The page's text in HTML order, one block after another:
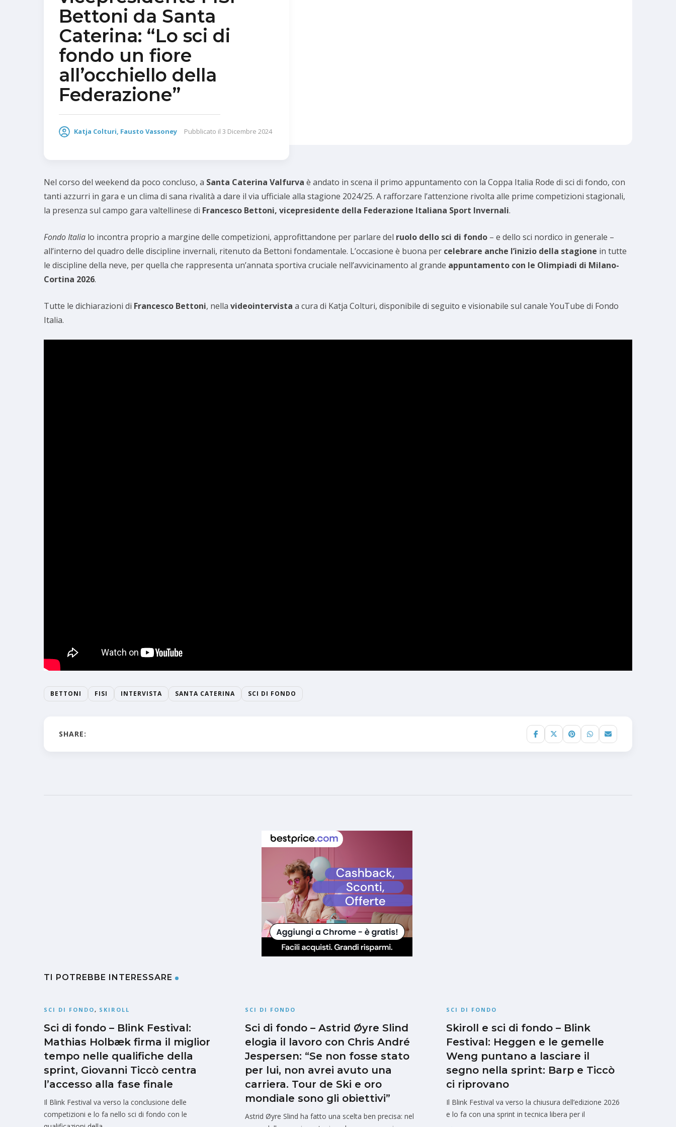
Bettoni da Santa
Caterina: “Lo sci di
fondo un fiore
all’occhiello della
Federazione”
Katja Colturi, Fausto Vassoney Pubblicato il 3 Dicembre 2024
Nel corso del weekend da poco concluso, a Santa Caterina Valfurva è andato in scena il primo appuntamento con la Coppa Italia Rode di sci di fondo, con
tanti azzurri in gara e un clima di sana rivalità a dare il via ufficiale alla stagione 2024/25. A rafforzare l’attenzione rivolta alle prime competizioni stagionali,
la presenza sul campo gara valtellinese di Francesco Bettoni, vicepresidente della Federazione Italiana Sport Invernali.
Fondo Italia lo incontra proprio a margine delle competizioni, approfittandone per parlare del ruolo dello sci di fondo – e dello sci nordico in generale –
all’interno del quadro delle discipline invernali, ritenuto da Bettoni fondamentale. L’occasione è buona per celebrare anche l’inizio della stagione in tutte
le discipline della neve, per quella che rappresenta un’annata sportiva cruciale nell’avvicinamento al grande appuntamento con le Olimpiadi di Milano-
Cortina 2026.
Tutte le dichiarazioni di Francesco Bettoni, nella videointervista a cura di Katja Colturi, disponibile di seguito e visionabile sul canale YouTube di Fondo
Italia.
BETTONI FISI INTERVISTA SANTA CATERINA SCI DI FONDO
SHARE:
TI POTREBBE INTERESSARE
SCI DI FONDO, SKIROLL
Sci di fondo – Blink Festival:
Mathias Holbæk firma il miglior
tempo nelle qualifiche della
sprint, Giovanni Ticcò centra
l’accesso alla fase finale
Il Blink Festival va verso la conclusione delle
competizioni e lo fa nello sci di fondo con le
SCI DI FONDO
Sci di fondo – Astrid Øyre Slind
elogia il lavoro con Chris André
Jespersen: “Se non fosse stato
per lui, non avrei avuto una
carriera. Tour de Ski e oro
mondiale sono gli obiettivi”
Astrid Øyre Slind ha fatto una scelta ben precisa: nel
SCI DI FONDO
Skiroll e sci di fondo – Blink
Festival: Heggen e le gemelle
Weng puntano a lasciare il
segno nella sprint: Barp e Ticcò
ci riprovano
Il Blink Festival va verso la chiusura dell’edizione 2026
e lo fa con una sprint in tecnica libera per il